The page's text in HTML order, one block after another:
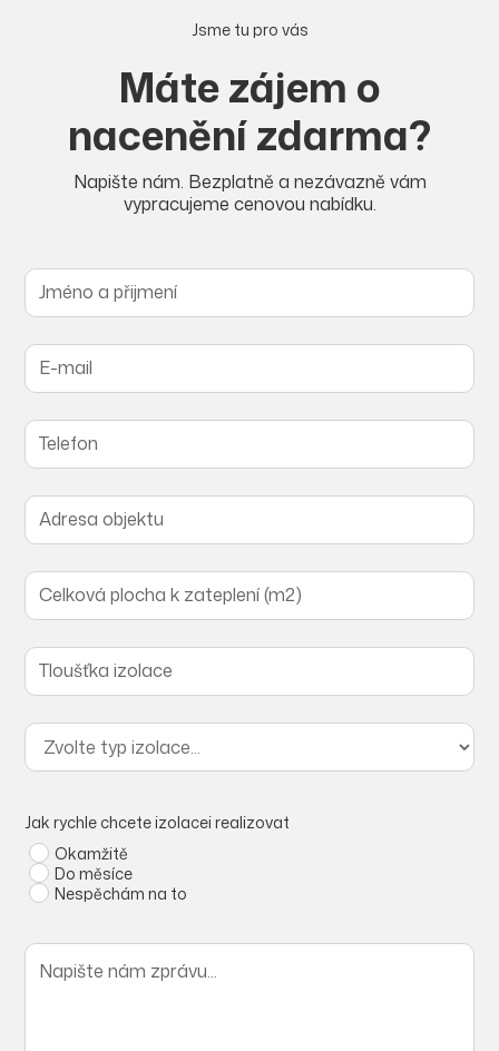
Jsme tu pro vás
Máte zájem o
nacenění zdarma?
Napište nám. Bezplatně a nezávazně vám
vypracujeme cenovou nabídku.
Jak rychle chcete izolacei realizovat
Okamžitě
Do měsíce
Nespěchám na to